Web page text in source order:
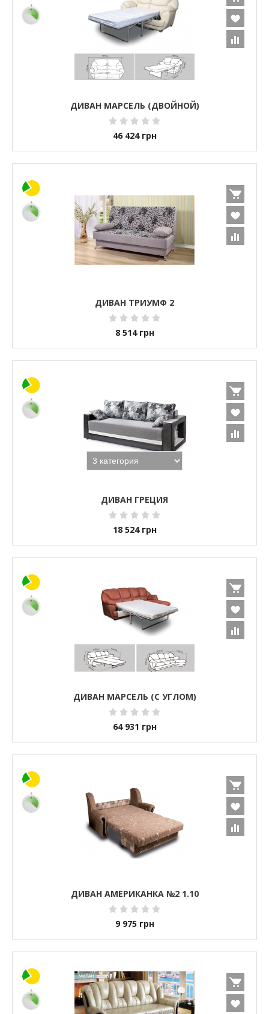
ДИВАН МАРСЕЛЬ (ДВОЙНОЙ)
46 424 грн
ДИВАН ТРИУМФ 2
8 514 грн
ДИВАН ГРЕЦИЯ
18 524 грн
ДИВАН МАРСЕЛЬ (С УГЛОМ)
64 931 грн
ДИВАН АМЕРИКАНКА №2 1.10
9 975 грн